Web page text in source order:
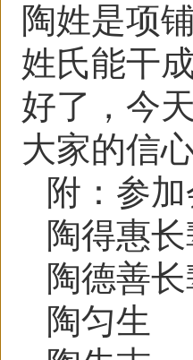
陶姓是项
姓氏能干
好了，今
大家的信
附：参
陶得惠
陶德善
陶匀生